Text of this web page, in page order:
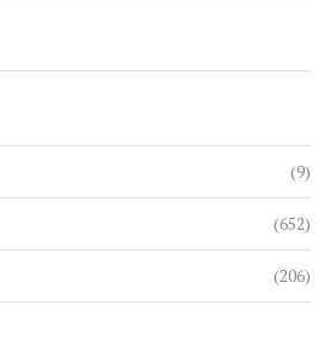
(9)
(652)
(206)